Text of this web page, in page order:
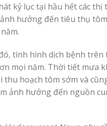
kỷ lục tại hầu hết các
hưởng đến tiêu thụ
tình hình dịch bệnh trên
mọi năm. Thời tiết mưa
thu hoạch tôm sớm và
ảnh hưởng đến nguồn